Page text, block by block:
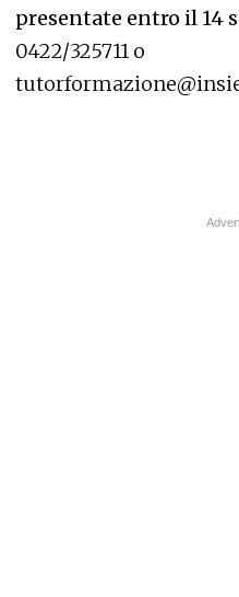
presentate entro il 14
0422/325711 o